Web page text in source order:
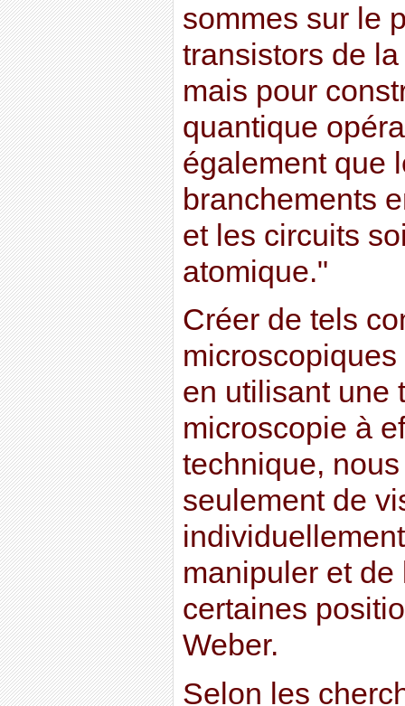
sommes sur le
transistors de
mais pour
quantique
également que
branchements
et les circuits
atomique."
Créer de tels
en utilisant une
microscopie à
technique,
seulement de
manipuler et
certaines
Weber.
Selon les